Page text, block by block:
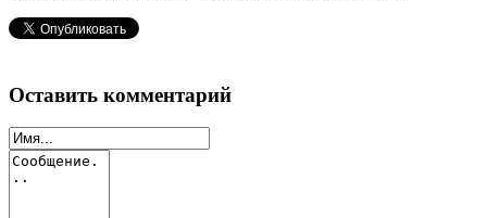
Оставить комментарий